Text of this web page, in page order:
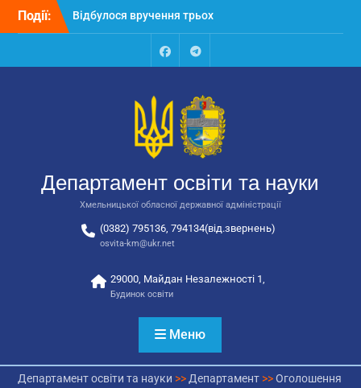
Перейти
Події:
Відбулося вручення трьох
автобусів для потреб
Відбулося засідання
освіти та науки обласної
державної адміністрації
Відбулась обласна
національно-патріотичне
виховання
FacebookTalegram
Департамент освіти та науки
Хмельницької обласної державної адміністрації
(0382) 795136, 794134(від.звернень)
osvita-km@ukr.net
29000, Майдан Незалежності 1,
Будинок освіти
Меню
Департамент освіти та науки >> Департамент>>Оголошення